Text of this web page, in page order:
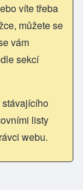
víte třeba
můžete se
vám
sekcí
listy
webu.